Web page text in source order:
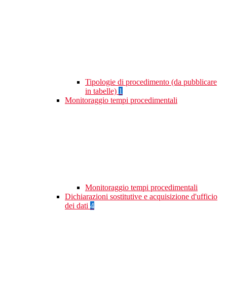
Tipologie di procedimento (da pubblicare
in tabelle) 1
Monitoraggio tempi procedimentali
Monitoraggio tempi procedimentali
Dichiarazioni sostitutive e acquisizione d'ufficio
dei dati 4